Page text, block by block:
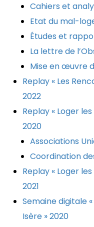
Cahiers et
Etat du mal-
Études et
La lettre de
Mise en œuvre
Replay « Les
2022
Replay « Loger
2020
Associations
Coordination
Replay « Loger
2021
Semaine digitale
Isère » 2020